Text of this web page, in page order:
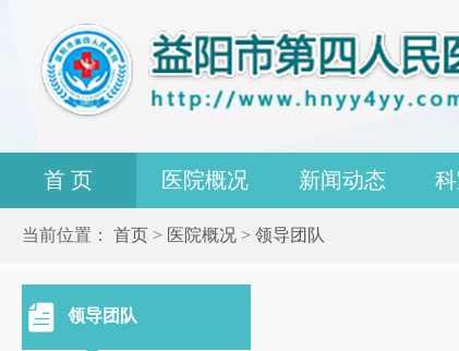
首 页 医院概况 新闻动态
当前位置： 首页 > 医院概况 > 领导团队
领导团队